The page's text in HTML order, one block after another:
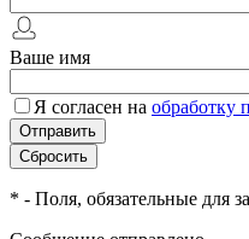
Ваше имя
Я согласен на обработку
* - Поля, обязательные для